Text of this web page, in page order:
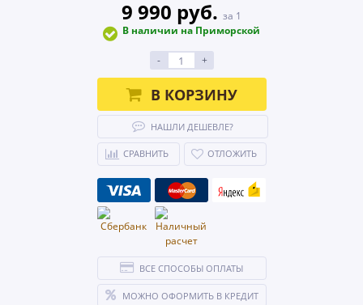
9 990 руб. за 1
В наличии на Приморской
- +
В КОРЗИНУ
НАШЛИ ДЕШЕВЛЕ?
СРАВНИТЬ ОТЛОЖИТЬ
ВСЕ СПОСОБЫ ОПЛАТЫ
МОЖНО ОФОРМИТЬ В КРЕДИТ